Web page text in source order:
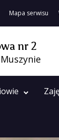
Mapa serwisu
nr 2